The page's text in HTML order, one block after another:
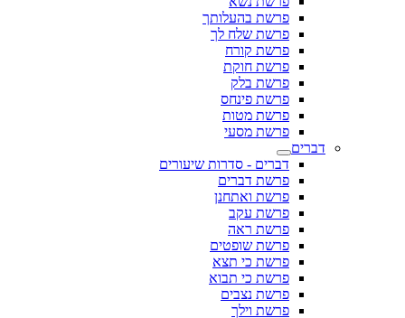
פרשת בהעלותך
פרשת שלח לך
פרשת קורח
פרשת חוקת
פרשת בלק
פרשת פינחס
פרשת מטות
פרשת מסעי
דברים
דברים - סדרות שיעורים
פרשת דברים
פרשת ואתחנן
פרשת עקב
פרשת ראה
פרשת שופטים
פרשת כי תצא
פרשת כי תבוא
פרשת נצבים
פרשת וילך